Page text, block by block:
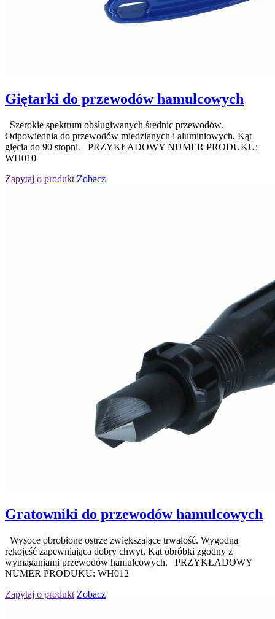
Giętarki do przewodów hamulcowych
Szerokie spektrum obsługiwanych średnic przewodów.
Odpowiednia do przewodów miedzianych i aluminiowych. Kąt
gięcia do 90 stopni. PRZYKŁADOWY NUMER PRODUKU:
WH010
Zapytaj o produkt Zobacz
Gratowniki do przewodów hamulcowych
Wysoce obrobione ostrze zwiększające trwałość. Wygodna
rękojeść zapewniająca dobry chwyt. Kąt obróbki zgodny z
wymaganiami przewodów hamulcowych. PRZYKŁADOWY
NUMER PRODUKU: WH012
Zapytaj o produkt Zobacz